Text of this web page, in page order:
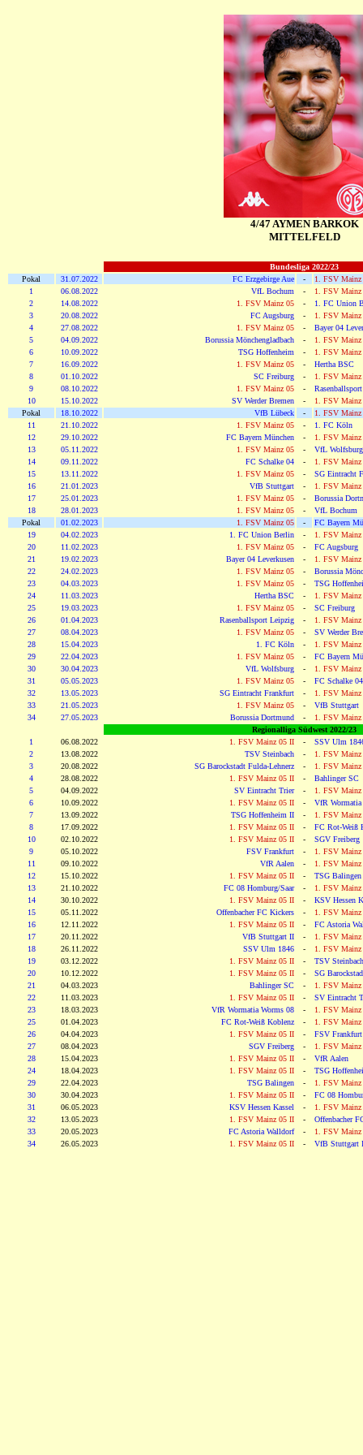
4/47 AYMEN BARKOK
MITTELFELD
Bundesliga 2022/23
Pokal
31.07.2022 FC Erzgebirge Aue -
1. FSV Mainz
1
06.08.2022 VfL Bochum -
1. FSV Mainz
2
14.08.2022 1. FSV Mainz 05 -
1. FC Union
3
20.08.2022 FC Augsburg -
1. FSV Mainz
4
27.08.2022 1. FSV Mainz 05 -
Bayer 04
5
04.09.2022 Borussia Mönchengladbach -
1. FSV Mainz
6
10.09.2022 TSG Hoffenheim -
1. FSV Mainz
7
16.09.2022 1. FSV Mainz 05 -
Hertha BSC
8
01.10.2022 SC Freiburg -
1. FSV Mainz
9
08.10.2022 1. FSV Mainz 05 -
10
15.10.2022 SV Werder Bremen -
1. FSV Mainz
Pokal
18.10.2022 VfB Lübeck -
1. FSV Mainz
11
21.10.2022 1. FSV Mainz 05 -
1. FC Köln
12
29.10.2022 FC Bayern München -
1. FSV Mainz
13
05.11.2022 1. FSV Mainz 05 -
VfL Wolfsburg
14
09.11.2022 FC Schalke 04 -
1. FSV Mainz
15
13.11.2022 1. FSV Mainz 05 -
SG Eintracht
16
21.01.2023 VfB Stuttgart -
1. FSV Mainz
17
25.01.2023 1. FSV Mainz 05 -
Borussia
18
28.01.2023 1. FSV Mainz 05 -
VfL Bochum
Pokal
01.02.2023 1. FSV Mainz 05 -
FC Bayern
19
04.02.2023 1. FC Union Berlin -
1. FSV Mainz
20
11.02.2023 1. FSV Mainz 05 -
FC Augsburg
21
19.02.2023 Bayer 04 Leverkusen -
1. FSV Mainz
22
24.02.2023 1. FSV Mainz 05 -
Borussia
23
04.03.2023 1. FSV Mainz 05 -
TSG
24
11.03.2023 Hertha BSC -
1. FSV Mainz
25
19.03.2023 1. FSV Mainz 05 -
SC Freiburg
26
01.04.2023 Rasenballsport Leipzig -
1. FSV Mainz
27
08.04.2023 1. FSV Mainz 05 -
SV Werder
28
15.04.2023 1. FC Köln -
1. FSV Mainz
29
22.04.2023 1. FSV Mainz 05 -
FC Bayern
30
30.04.2023 VfL Wolfsburg -
1. FSV Mainz
31
05.05.2023 1. FSV Mainz 05 -
FC Schalke 04
32
13.05.2023 SG Eintracht Frankfurt -
1. FSV Mainz
33
21.05.2023 1. FSV Mainz 05 -
VfB Stuttgart
34
27.05.2023 Borussia Dortmund -
1. FSV Mainz
Regionalliga Südwest 2022/23
1
06.08.2022 1. FSV Mainz 05 II -
SSV Ulm
2
13.08.2022 TSV Steinbach -
1. FSV
3
20.08.2022 SG Barockstadt Fulda-Lehnerz -
1. FSV
4
28.08.2022 1. FSV Mainz 05 II -
Bahlinger SC
5
04.09.2022 SV Eintracht Trier -
1. FSV
6
10.09.2022 1. FSV Mainz 05 II -
VfR Wormatia
7
13.09.2022 TSG Hoffenheim II -
1. FSV
8
17.09.2022 1. FSV Mainz 05 II -
FC Rot-Weiß
10
02.10.2022 1. FSV Mainz 05 II -
SGV Freiberg
9
05.10.2022 FSV Frankfurt -
1. FSV
11
09.10.2022 VfR Aalen -
1. FSV
12
15.10.2022 1. FSV Mainz 05 II -
TSG Balingen
13
21.10.2022 FC 08 Homburg/Saar -
1. FSV
14
30.10.2022 1. FSV Mainz 05 II -
KSV Hessen
15
05.11.2022 Offenbacher FC Kickers -
1. FSV
16
12.11.2022 1. FSV Mainz 05 II -
FC Astoria
17
20.11.2022 VfB Stuttgart II -
1. FSV
18
26.11.2022 SSV Ulm 1846 -
1. FSV
19
03.12.2022 1. FSV Mainz 05 II -
TSV Steinbach
20
10.12.2022 1. FSV Mainz 05 II -
SG
21
04.03.2023 Bahlinger SC -
1. FSV
22
11.03.2023 1. FSV Mainz 05 II -
SV Eintracht
23
18.03.2023 VfR Wormatia Worms 08 -
1. FSV
25
01.04.2023 FC Rot-Weiß Koblenz -
1. FSV
26
04.04.2023 1. FSV Mainz 05 II -
FSV Frankfurt
27
08.04.2023 SGV Freiberg -
1. FSV
28
15.04.2023 1. FSV Mainz 05 II -
VfR Aalen
24
18.04.2023 1. FSV Mainz 05 II -
TSG
29
22.04.2023 TSG Balingen -
1. FSV
30
30.04.2023 1. FSV Mainz 05 II -
FC 08
31
06.05.2023 KSV Hessen Kassel -
1. FSV
32
13.05.2023 1. FSV Mainz 05 II -
Offenbacher
33
20.05.2023 FC Astoria Walldorf -
1. FSV
34
26.05.2023 1. FSV Mainz 05 II - VfB Stuttgart